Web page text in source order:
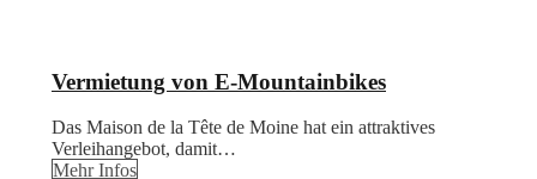
Vermietung von E-Mountainbikes
Das Maison de la Tête de Moine hat ein attraktives
Verleihangebot, damit…
Mehr Infos